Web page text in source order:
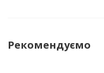
Рекомендуємо